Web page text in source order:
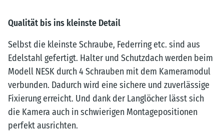
Qualität bis ins kleinste Detail
Selbst die kleinste Schraube, Federring etc. sind aus
Edelstahl gefertigt. Halter und Schutzdach werden beim
Modell NESK durch 4 Schrauben mit dem Kameramodul
verbunden. Dadurch wird eine sichere und zuverlässige
Fixierung erreicht. Und dank der Langlöcher lässt sich
die Kamera auch in schwierigen Montagepositionen
perfekt ausrichten.